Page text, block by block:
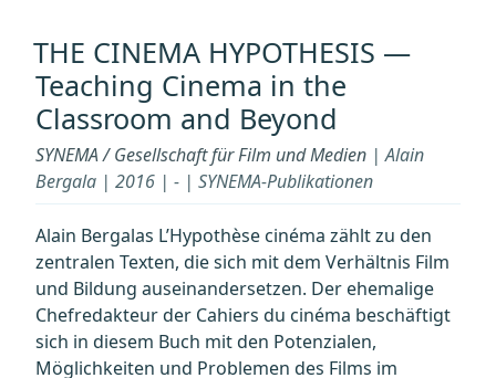
der
zielstrebigen
Umwege.
MARCEL
OPHÜLS
und
sein
Film
„The
Memory
of
Justice““
THE CINEMA HYPOTHESIS —
Teaching Cinema in the
Classroom and Beyond
SYNEMA / Gesellschaft für Film und Medien | Alain
Bergala | 2016 | - | SYNEMA-Publikationen
Alain Bergalas L’Hypothèse cinéma zählt zu den
zentralen Texten, die sich mit dem Verhältnis Film
und Bildung auseinandersetzen. Der ehemalige
Chefredakteur der Cahiers du cinéma beschäftigt
sich in diesem Buch mit den Potenzialen,
Möglichkeiten und Problemen des Films im